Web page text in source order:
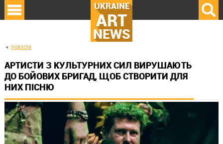
UKRAINE
ART
NEWS
Новости
АРТИСТИ З КУЛЬТУРНИХ СИЛ ВИРУШАЮТЬ
ДО БОЙОВИХ БРИГАД, ЩОБ СТВОРИТИ ДЛЯ
НИХ ПІСНЮ